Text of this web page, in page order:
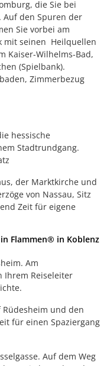
die Sie bei
den Spuren der
Sie vorbei am
mit seinen Heilquellen
Kaiser-Wilhelms-Bad,
(Spielbank).
Zimmerbezug
hessische
Stadtrundgang.
der Marktkirche und
von Nassau, Sitz
Zeit für eigene
Flammen® in Koblenz
Am
Ihrem Reiseleiter
Rüdesheim und den
für einen Spaziergang
Auf dem Weg